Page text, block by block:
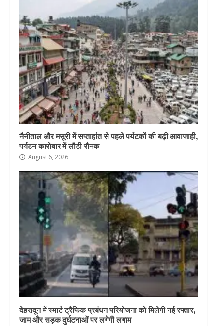
नैनीताल और मसूरी में सप्ताहांत से पहले पर्यटकों की बढ़ी आवाजाही,
पर्यटन कारोबार में लौटी रौनक
August 6, 2026
देहरादून में स्मार्ट ट्रैफिक प्रबंधन परियोजना को मिलेगी नई रफ्तार,
जाम और सड़क दुर्घटनाओं पर लगेगी लगाम